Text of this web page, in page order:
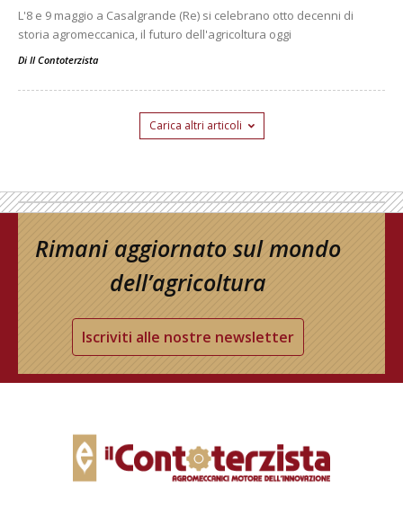
L'8 e 9 maggio a Casalgrande (Re) si celebrano otto decenni di
storia agromeccanica, il futuro dell'agricoltura oggi
Di Il Contoterzista
Carica altri articoli
Rimani aggiornato sul mondo
dell’agricoltura
Iscriviti alle nostre newsletter